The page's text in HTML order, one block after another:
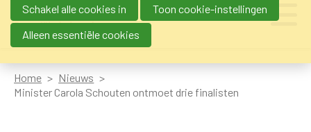
Main navigation
Home
Nieuws
Minister Carola Schouten ontmoet drie finalisten
Schakel alle cookies in
Toon cookie-instellingen
Alleen essentiële cookies